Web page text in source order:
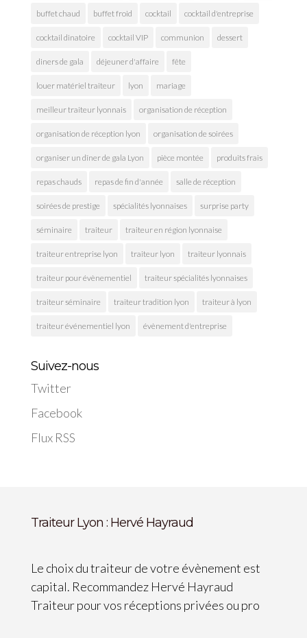
buffet chaud buffet froid cocktail cocktail d'entreprise
cocktail dinatoire cocktail VIP communion dessert
diners de gala déjeuner d'affaire fête
louer matériel traiteur lyon mariage
meilleur traiteur lyonnais organisation de réception
organisation de réception lyon organisation de soirées
organiser un dîner de gala Lyon pièce montée produits frais
repas chauds repas de fin d'année salle de réception
soirées de prestige spécialités lyonnaises surprise party
séminaire traiteur traiteur en région lyonnaise
traiteur entreprise lyon traiteur lyon traiteur lyonnais
traiteur pour évènementiel traiteur spécialités lyonnaises
traiteur séminaire traiteur tradition lyon traiteur à lyon
traiteur événementiel lyon évènement d'entreprise
Suivez-nous
Twitter
Facebook
Flux RSS
Traiteur Lyon : Hervé Hayraud
Le choix du traiteur de votre évènement est
capital. Recommandez Hervé Hayraud
Traiteur pour vos réceptions privées ou pro